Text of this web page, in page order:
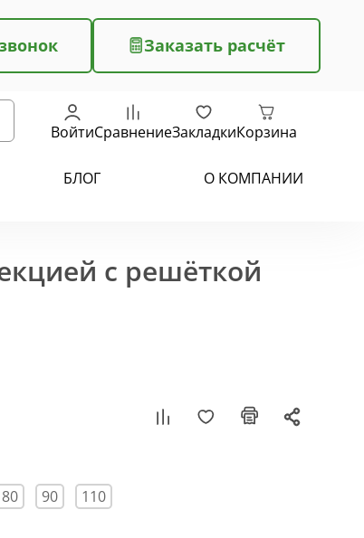
Заказать расчёт
ВойтиСравнениеЗакладкиКорзина
БЛОГ О КОМПАНИИ
с решёткой
80 90
110